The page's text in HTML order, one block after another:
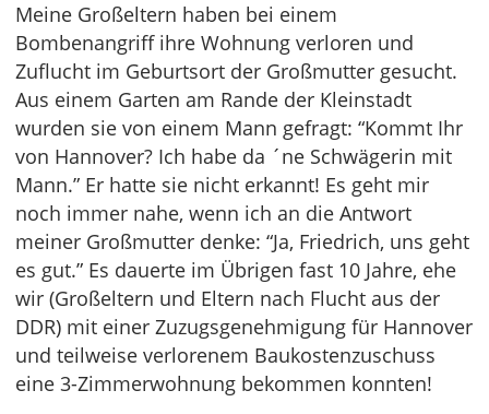
Meine Großeltern haben bei einem
Bombenangriff ihre Wohnung verloren und
Zuflucht im Geburtsort der Großmutter gesucht.
Aus einem Garten am Rande der Kleinstadt
wurden sie von einem Mann gefragt: “Kommt Ihr
von Hannover? Ich habe da ´ne Schwägerin mit
Mann.” Er hatte sie nicht erkannt! Es geht mir
noch immer nahe, wenn ich an die Antwort
meiner Großmutter denke: “Ja, Friedrich, uns geht
es gut.” Es dauerte im Übrigen fast 10 Jahre, ehe
wir (Großeltern und Eltern nach Flucht aus der
DDR) mit einer Zuzugsgenehmigung für Hannover
und teilweise verlorenem Baukostenzuschuss
eine 3-Zimmerwohnung bekommen konnten!